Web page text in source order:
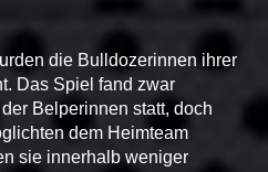
die Bulldozerinnen ihrer
Das Spiel fand zwar
Belperinnen statt, doch
dem Heimteam
sie innerhalb weniger